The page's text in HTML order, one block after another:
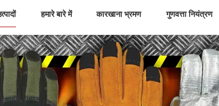
हमारे बारे में कारखाना भ्रमण गुणवत्ता नियंत्रण